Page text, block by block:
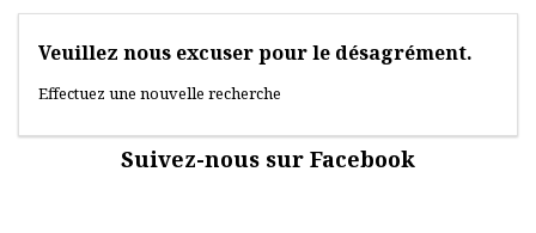
Veuillez nous excuser pour le désagrément.
Effectuez une nouvelle recherche
Suivez-nous sur Facebook